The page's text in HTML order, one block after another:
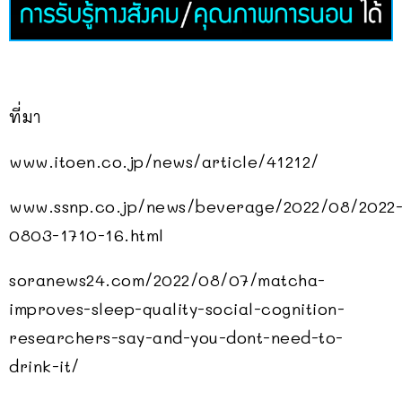
ที่มา
www.itoen.co.jp/news/article/41212/
www.ssnp.co.jp/news/beverage/2022/08/2022-
0803-1710-16.html
soranews24.com/2022/08/07/matcha-
improves-sleep-quality-social-cognition-
researchers-say-and-you-dont-need-to-
drink-it/